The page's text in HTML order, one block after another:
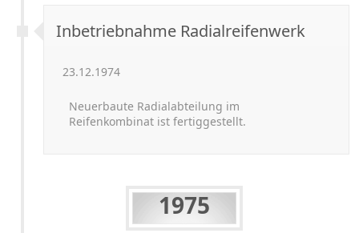
Inbetriebnahme Radialreifenwerk
23.12.1974
Neuerbaute Radialabteilung im
Reifenkombinat ist fertiggestellt.
1975